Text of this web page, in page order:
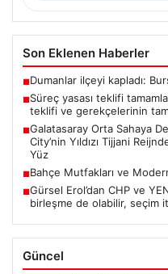
Son Eklenen Haberler
■Dumanlar ilçeyi kapladı:
■Süreç yasası teklifi
teklifi ve gerekçelerinin
■Galatasaray Orta Sahaya
City’nin Yıldızı Tijjani
Yüz
■Bahçe Mutfakları ve
■Gürsel Erol’dan CHP ve
birleşme de olabilir, seçim
Güncel